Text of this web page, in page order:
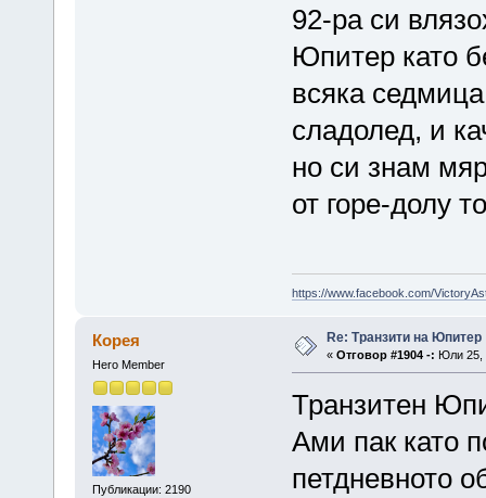
92-ра си
Юпитер като
всяка
сладолед, и
но си знам
от горе-долу
https://www.facebook.com/
Корея
Hero Member
Публикации: 2190
Re: Транзити на Юпитер
« Отговор #1904 -: Юли 25,
Транзитен
Ами пак като
петдневното